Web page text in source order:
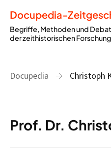
Docupedia-
Begriffe, Methoden und
der zeithistorischen Forschung
Docupedia Christoph
Prof. Dr.